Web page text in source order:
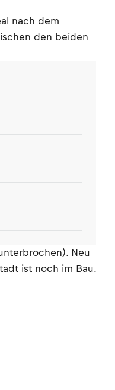
nach dem
den beiden
Neu
ist noch im Bau.